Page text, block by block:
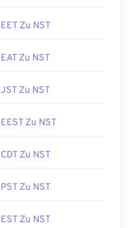
EET Zu NST
EAT Zu NST
JST Zu NST
EEST Zu NST
CDT Zu NST
PST Zu NST
EST Zu NST